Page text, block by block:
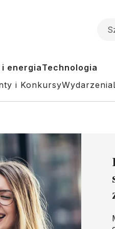
energiaTechnologia
i KonkursyWydarzenia